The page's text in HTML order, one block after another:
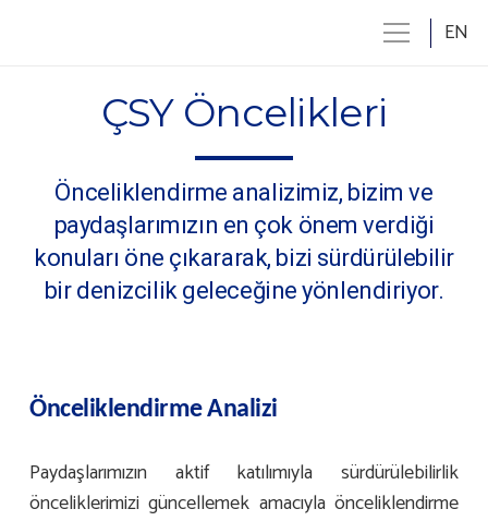
EN
ÇSY Öncelikleri
Önceliklendirme analizimiz, bizim ve
paydaşlarımızın en çok önem verdiği
konuları öne çıkararak, bizi sürdürülebilir
bir denizcilik geleceğine yönlendiriyor.
Önceliklendirme Analizi
Paydaşlarımızın aktif katılımıyla sürdürülebilirlik
önceliklerimizi güncellemek amacıyla önceliklendirme